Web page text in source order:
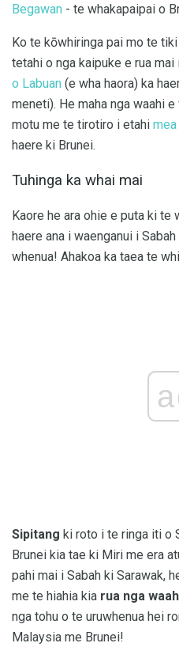
Begawan - te whakapaipai o
Ko te kōwhiringa pai mo te
tetahi o nga kaipuke e rua
o Labuan (e wha haora) ka
meneti). He maha nga waahi
motu me te tirotiro i etahi
haere ki Brunei.
Tuhinga ka whai mai
Kaore he ara ohie e puta ki te
haere ana i waenganui i
whenua! Ahakoa ka taea te
Sipitang ki roto i te ringa iti o
Brunei kia tae ki Miri me era
pahi mai i Sabah ki Sarawak,
me te hiahia kia rua nga
nga tohu o te uruwhenua hei
Malaysia me Brunei!